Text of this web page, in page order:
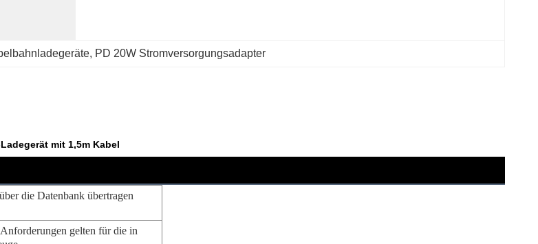
, PD 20W Stromversorgungsadapter
mit 1,5m Kabel
die Datenbank übertragen
gelten für die in